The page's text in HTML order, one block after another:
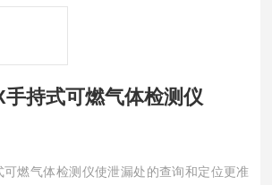
手持式可燃气体检测仪
可燃气体检测仪使泄漏处的查询和定位更准